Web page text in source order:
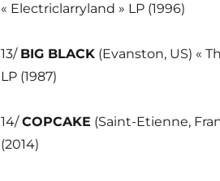
« Electriclarryland » LP (1996)
13/ BIG BLACK(Evanston, US) «
LP (1987)
14/COPCAKE (Saint-Etienne,
(2014)